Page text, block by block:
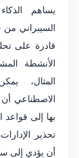
يساهم
السيبراني
قادرة على
الأنشطة
المثال،
الاصطناعي
بها إلى قواعد
تحذير
أن يؤدي إلى